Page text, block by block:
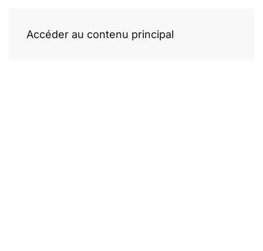
Accéder au contenu principal